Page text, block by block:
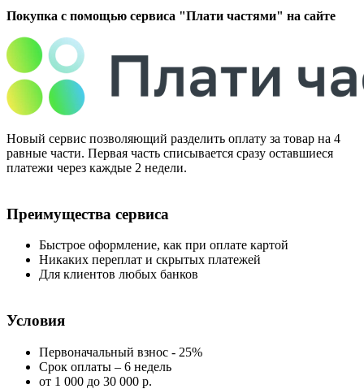
Покупка с помощью сервиса "Плати частями" на сайте
Новый сервис позволяющий разделить оплату за товар на 4
равные части. Первая часть списывается сразу оставшиеся
платежи через каждые 2 недели.
Преимущества сервиса
Быстрое оформление, как при оплате картой
Никаких переплат и скрытых платежей
Для клиентов любых банков
Условия
Первоначальный взнос - 25%
Срок оплаты – 6 недель
от 1 000 до 30 000 р.